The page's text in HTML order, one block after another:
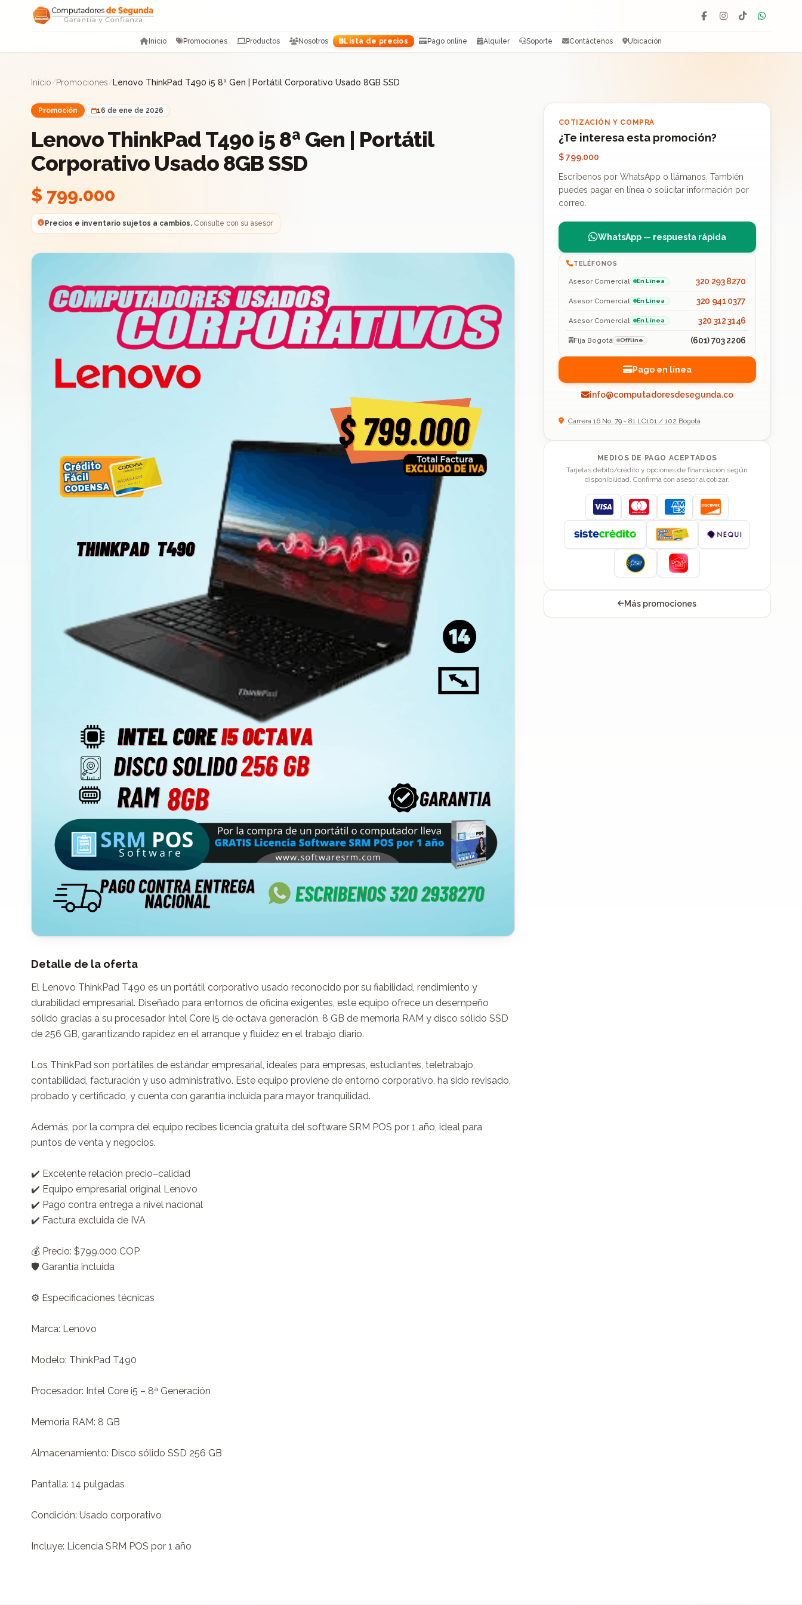
Saltar al contenido
Facebook
Instagram
TikTok
Inicio Promociones Productos Nosotros Lista de precios Pago online Alquiler Soporte Contáctenos Ubicación
Inicio/Promociones/Lenovo ThinkPad T490 i5 8ª Gen | Portátil Corporativo Usado 8GB SSD
Promoción 16 de ene de 2026
Lenovo ThinkPad T490 i5 8ª Gen | Portátil
Corporativo Usado 8GB SSD
$ 799.000
Precios e inventario sujetos a cambios.Consulte con su asesor
Detalle de la oferta
El Lenovo ThinkPad T490 es un portátil corporativo usado reconocido por su fiabilidad, rendimiento y
durabilidad empresarial. Diseñado para entornos de oficina exigentes, este equipo ofrece un desempeño
sólido gracias a su procesador Intel Core i5 de octava generación, 8 GB de memoria RAM y disco sólido SSD
de 256 GB, garantizando rapidez en el arranque y fluidez en el trabajo diario.
Los ThinkPad son portátiles de estándar empresarial, ideales para empresas, estudiantes, teletrabajo,
contabilidad, facturación y uso administrativo. Este equipo proviene de entorno corporativo, ha sido revisado,
probado y certificado, y cuenta con garantía incluida para mayor tranquilidad.
Además, por la compra del equipo recibes licencia gratuita del software SRM POS por 1 año, ideal para
puntos de venta y negocios.
✔️ Excelente relación precio–calidad
✔️ Equipo empresarial original Lenovo
✔️ Pago contra entrega a nivel nacional
✔️ Factura excluida de IVA
💰 Precio: $799.000 COP
🛡️ Garantía incluida
⚙️ Especificaciones técnicas
Marca: Lenovo
Modelo: ThinkPad T490
Procesador: Intel Core i5 – 8ª Generación
Memoria RAM: 8 GB
Almacenamiento: Disco sólido SSD 256 GB
Pantalla: 14 pulgadas
Condición: Usado corporativo
Incluye: Licencia SRM POS por 1 año
COTIZACIÓN Y COMPRA
¿Te interesa esta promoción?
$ 799.000
Escríbenos por WhatsApp o llámanos. También
puedes pagar en línea o solicitar información por
correo.
WhatsApp — respuesta rápida
TELÉFONOS
Asesor Comercial En Línea 320 293 8270
Asesor Comercial En Línea 320 941 0377
Asesor Comercial En Línea 320 312 3146
Fija Bogotá Offline (601) 703 2206
Pago en línea
info@computadoresdesegunda.co
Carrera 16 No. 79 - 81 LC101 / 102 Bogotá
MEDIOS DE PAGO ACEPTADOS
Tarjetas débito/crédito y opciones de financiación según
disponibilidad. Confirma con asesor al cotizar.
Visa MastercardAmerican Express
Discover
Más promociones